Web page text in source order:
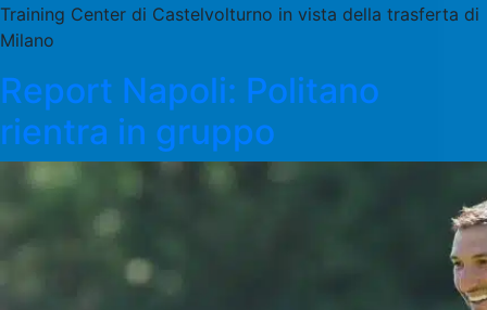
Training Center di Castelvolturno in vista della trasferta di
Milano
Report Napoli: Politano
rientra in gruppo